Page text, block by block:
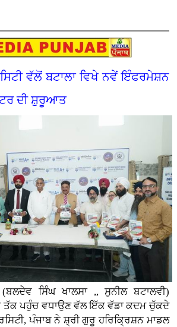
ਵੱਲੋਂ ਬਟਾਲਾ ਵਿਖੇ ਨਵੇਂ ਇੰਫਰਮੇਸ਼ਨ
ਦੀ ਸ਼ੁਰੂਆਤ
ਸਿੰਘ ਖਾਲਸਾ ,, ਸੁਨੀਲ ਬਟਾਲਵੀ)
ਪਹੁੰਚ ਵਧਾਉਣ ਵੱਲ ਇੱਕ ਵੱਡਾ ਕਦਮ ਚੁੱਕਦੇ
ਪੰਜਾਬ ਨੇ ਸ਼੍ਰੀ ਗੁਰੂ ਹਰਿਕ੍ਰਿਸ਼ਨ ਮਾਡਲ